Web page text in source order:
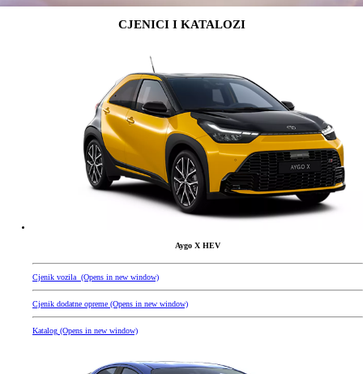
CJENICI I KATALOZI
Aygo X HEV
Cjenik vozila (Opens in new window)
Cjenik dodatne opreme (Opens in new window)
Katalog (Opens in new window)